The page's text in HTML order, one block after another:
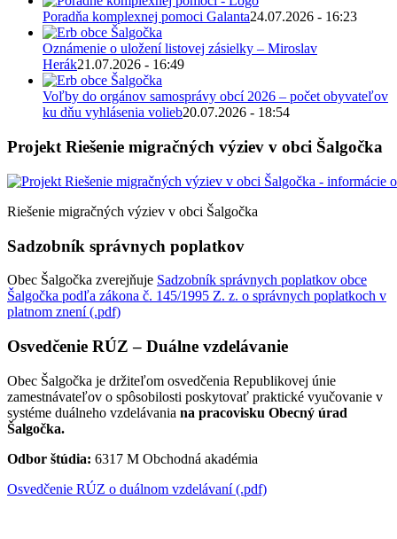
Poradňa komplexnej pomoci Galanta24.07.2026 - 16:23
Oznámenie o uložení listovej zásielky – Miroslav
Herák21.07.2026 - 16:49
Voľby do orgánov samosprávy obcí 2026 – počet obyvateľov
ku dňu vyhlásenia volieb20.07.2026 - 18:54
Projekt Riešenie migračných výziev v obci Šalgočka
Riešenie migračných výziev v obci Šalgočka
Sadzobník správnych poplatkov
Obec Šalgočka zverejňuje Sadzobník správnych poplatkov obce
Šalgočka podľa zákona č. 145/1995 Z. z. o správnych poplatkoch v
platnom znení (.pdf)
Osvedčenie RÚZ – Duálne vzdelávanie
Obec Šalgočka je držiteľom osvedčenia Republikovej únie
zamestnávateľov o spôsobilosti poskytovať praktické vyučovanie v
systéme duálneho vzdelávania na pracovisku Obecný úrad
Šalgočka.
Odbor štúdia: 6317 M Obchodná akadémia
Osvedčenie RÚZ o duálnom vzdelávaní (.pdf)